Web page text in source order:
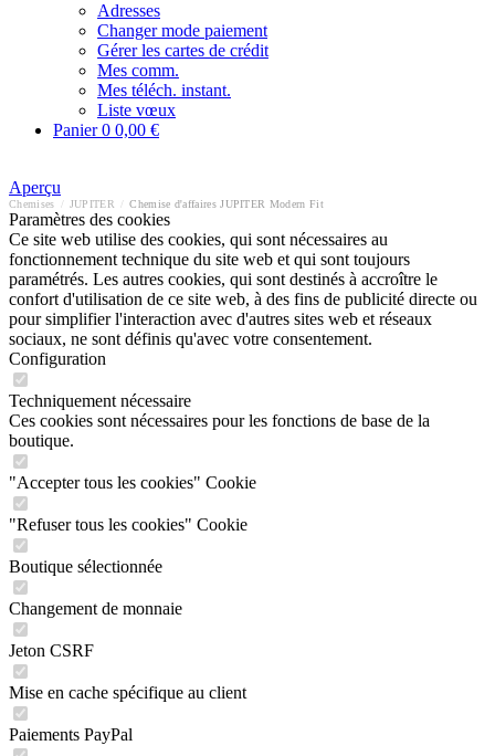
Adresses
Changer mode paiement
Gérer les cartes de crédit
Mes comm.
Mes téléch. instant.
Liste vœux
Panier0 0,00 €
Aperçu
Chemises JUPITER Chemise d'affaires JUPITER Modern Fit
Paramètres des cookies
Ce site web utilise des cookies, qui sont nécessaires au
fonctionnement technique du site web et qui sont toujours
paramétrés. Les autres cookies, qui sont destinés à accroître le
confort d'utilisation de ce site web, à des fins de publicité directe ou
pour simplifier l'interaction avec d'autres sites web et réseaux
sociaux, ne sont définis qu'avec votre consentement.
Configuration
Techniquement nécessaire
Ces cookies sont nécessaires pour les fonctions de base de la
boutique.
"Accepter tous les cookies" Cookie
"Refuser tous les cookies" Cookie
Boutique sélectionnée
Changement de monnaie
Jeton CSRF
Mise en cache spécifique au client
Paiements PayPal